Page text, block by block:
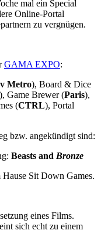
mal ein Special
Online-Portal
zu vergnügen.
GAMA EXPO:
Metro), Board & Dice
), Game Brewer (Paris),
(CTRL), Portal
bzw. angekündigt sind:
Beasts and Bronze
Hause Sit Down Games.
eines Films.
sich echt zu einem